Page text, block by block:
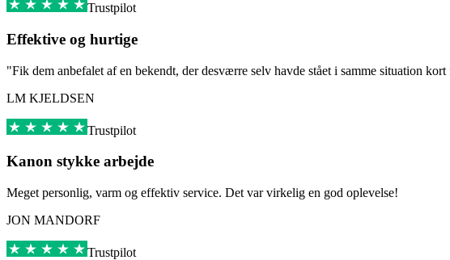
Trustpilot
Effektive og hurtige
"Fik dem anbefalet af en bekendt, der desværre selv havde stået i samme situation
LM KJELDSEN
Trustpilot
Kanon stykke arbejde
Meget personlig, varm og effektiv service. Det var virkelig en god oplevelse!
JON MANDORF
Trustpilot